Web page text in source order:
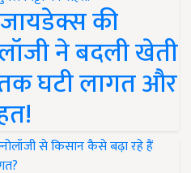
की
ने बदली खेती
घटी लागत और